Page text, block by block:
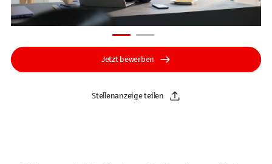
Jetzt bewerben
Stellenanzeige teilen